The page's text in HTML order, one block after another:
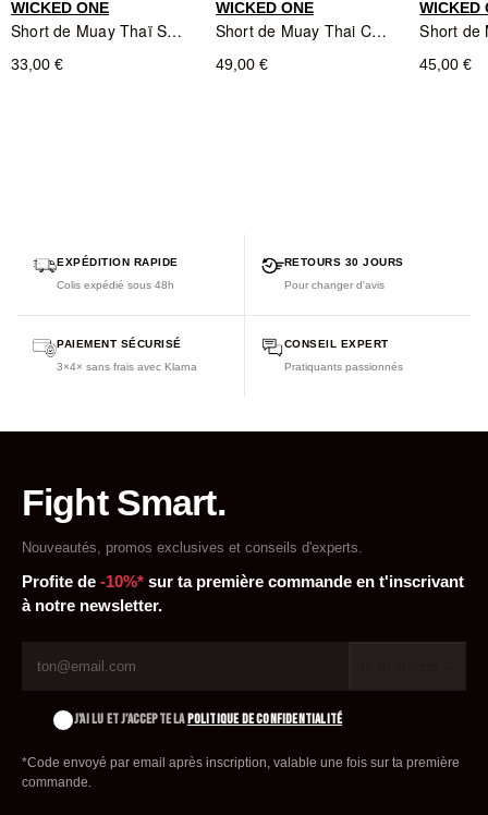
WICKED ONE
Short de Muay Thaï Shogun Noir - Wicked One
33,00 €
WICKED ONE
Short de Muay Thai Camo Kaki - Wicked One
49,00 €
WICKED
45,00 €
EXPÉDITION RAPIDE
Colis expédié sous 48h
RETOURS 30 JOURS
Pour changer d'avis
PAIEMENT SÉCURISÉ
3×4× sans frais avec Klarna
CONSEIL EXPERT
Pratiquants passionnés
Fight Smart.
Nouveautés, promos exclusives et conseils d'experts.
Profite de -10%* sur ta première commande en t'inscrivant
à notre newsletter.
J'AI LU ET J'ACCEPTE LAPOLITIQUE DE CONFIDENTIALITÉ
*Code envoyé par email après inscription, valable une fois sur ta première
commande.